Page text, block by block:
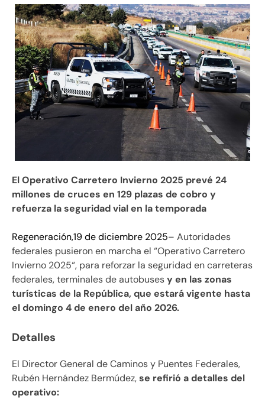
El Operativo Carretero Invierno 2025 prevé 24
millones de cruces en 129 plazas de cobro y
refuerza la seguridad vial en la temporada
Regeneración,19 de diciembre 2025– Autoridades
federales pusieron en marcha el “Operativo Carretero
Invierno 2025“, para reforzar la seguridad en carreteras
federales, terminales de autobusesy en las zonas
turísticas de la República, que estará vigente hasta
el domingo 4 de enero del año 2026.
Detalles
El Director General de Caminos y Puentes Federales,
Rubén Hernández Bermúdez,se refirió a detalles del
operativo: